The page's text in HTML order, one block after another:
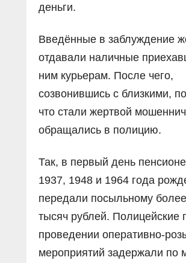
деньги.
Введённые в заблуждение
отдавали наличные
ним курьерам. После чего,
созвонившись с близкими,
что стали жертвой
обращались в полицию.
Так, в первый день
1937, 1948 и 1964 года
передали посыльному
тысяч рублей. Полицейские
проведении оперативно-
мероприятий задержали по